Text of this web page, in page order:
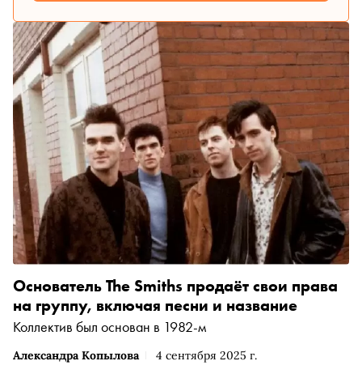
Александра Копылова 4 сентября 2025 г.
Основатель The Smiths продаёт свои права
на группу, включая песни и название
Коллектив был основан в 1982-м